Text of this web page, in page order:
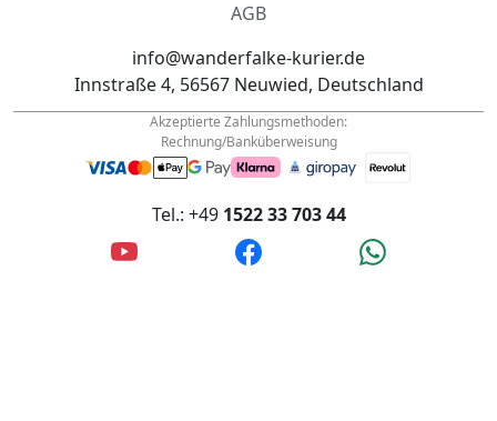
Innstraße 4, 56567 Neuwied, Deutschland
Akzeptierte Zahlungsmethoden:
Rechnung/Banküberweisung